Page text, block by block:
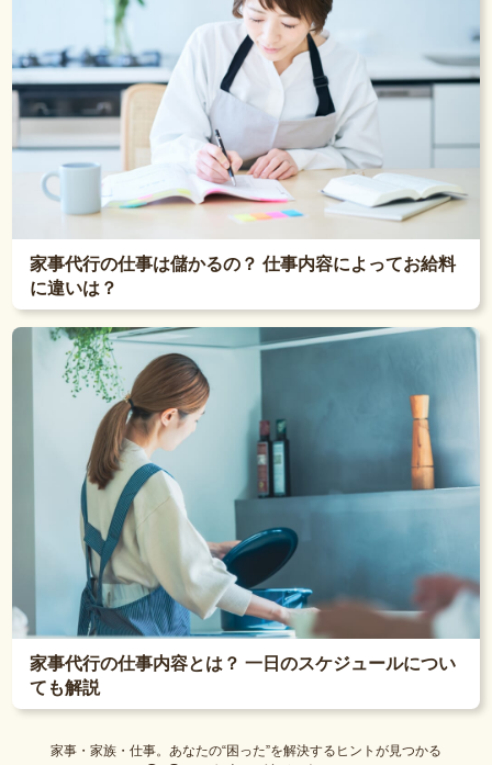
家事代行の仕事は儲かるの？ 仕事内容によってお給料
に違いは？
家事代行の仕事内容とは？ 一日のスケジュールについ
ても解説
家事・家族・仕事。あなたの“困った”を解決するヒントが見つかる